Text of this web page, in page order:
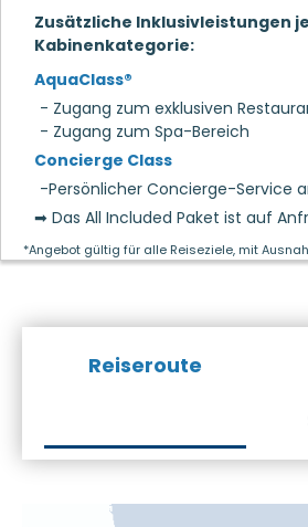
Zusätzliche Inklusivleistungen
Kabinenkategorie:
AquaClass®
- Zugang zum exklusiven
- Zugang zum Spa-Bereich
Concierge Class
-Persönlicher Concierge-Service
➡ Das All Included Paket ist auf
*Angebot gültig für alle Reiseziele, mit
Reiseroute